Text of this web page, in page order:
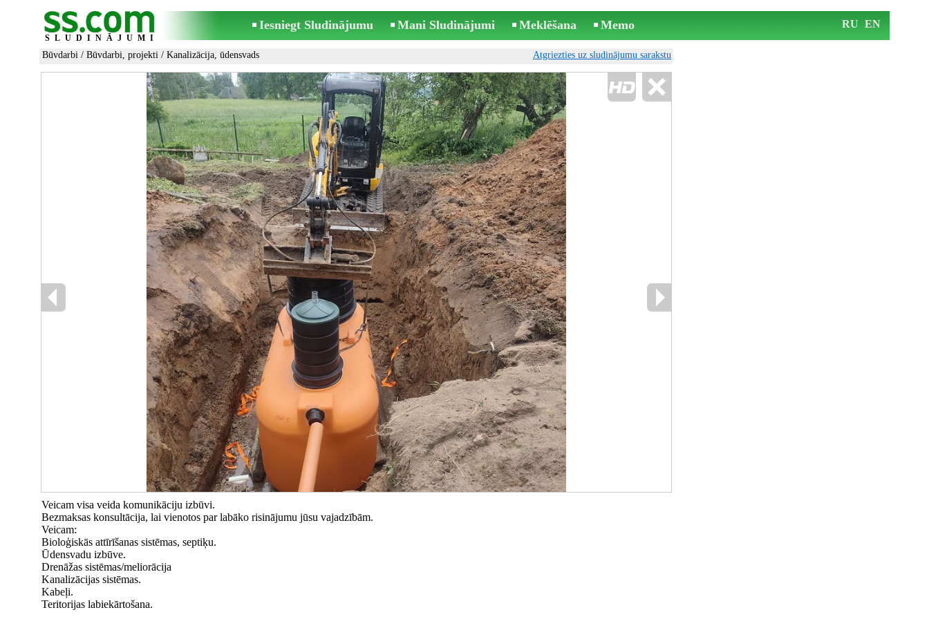
SLUDINĀJUMI
Iesniegt Sludinājumu Mani Sludinājumi Meklēšana Memo RU EN
Būvdarbi / Būvdarbi, projekti / Kanalizācija, ūdensvads Atgriezties uz sludinājumu sarakstu
Veicam visa veida komunikāciju izbūvi.
Bezmaksas konsultācija, lai vienotos par labāko risinājumu jūsu vajadzībām.
Veicam:
Bioloģiskās attīrīšanas sistēmas, septiķu.
Ūdensvadu izbūve.
Drenāžas sistēmas/meliorācija
Kanalizācijas sistēmas.
Kabeļi.
Teritorijas labiekārtošana.